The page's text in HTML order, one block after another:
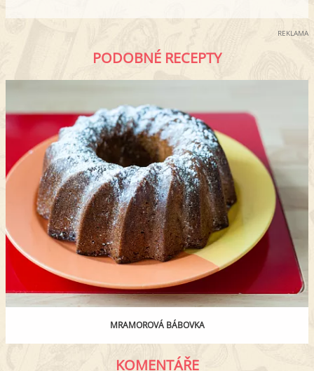
REKLAMA
PODOBNÉ RECEPTY
MRAMOROVÁ BÁBOVKA
KOMENTÁŘE